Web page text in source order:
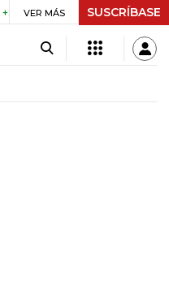
+0,01% BITCOIN US$
VER MÁS SUSCRÍBASE